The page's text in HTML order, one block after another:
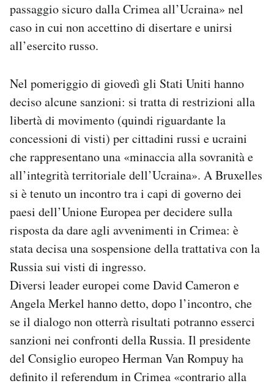
passaggio sicuro dalla Crimea all’Ucraina» nel
caso in cui non accettino di disertare e unirsi
all’esercito russo.
Nel pomeriggio di giovedì gli Stati Uniti hanno
deciso alcune sanzioni: si tratta di restrizioni alla
libertà di movimento (quindi riguardante la
concessioni di visti) per cittadini russi e ucraini
che rappresentano una «minaccia alla sovranità e
all’integrità territoriale dell’Ucraina». A Bruxelles
si è tenuto un incontro tra i capi di governo dei
paesi dell’Unione Europea per decidere sulla
risposta da dare agli avvenimenti in Crimea: è
stata decisa una sospensione della trattativa con la
Russia sui visti di ingresso.
Diversi leader europei come David Cameron e
Angela Merkel hanno detto, dopo l’incontro, che
se il dialogo non otterrà risultati potranno esserci
sanzioni nei confronti della Russia. Il presidente
del Consiglio europeo Herman Van Rompuy ha
definito il referendum in Crimea «contrario alla